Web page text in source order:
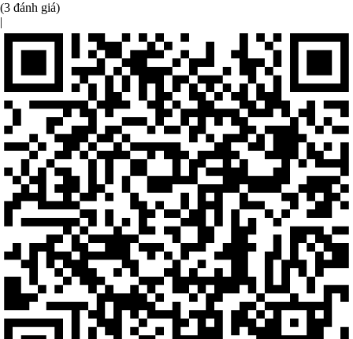
(3 đánh giá)
|